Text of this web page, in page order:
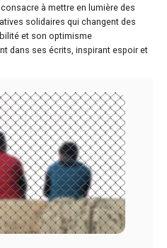
à mettre en lumière des
solidaires qui changent des
et son optimisme
dans ses écrits, inspirant espoir et